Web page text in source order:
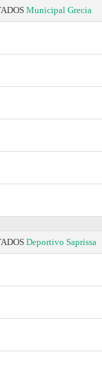
Municipal Grecia
Deportivo Saprissa